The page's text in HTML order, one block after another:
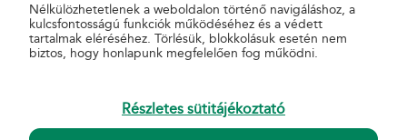
WebKincstár belépés
Nélkülözhetetlenek a weboldalon történő navigáláshoz, a
kulcsfontosságú funkciók működéséhez és a védett
tartalmak eléréséhez. Törlésük, blokkolásuk esetén nem
biztos, hogy honlapunk megfelelően fog működni.
Részletes sütitájékoztató